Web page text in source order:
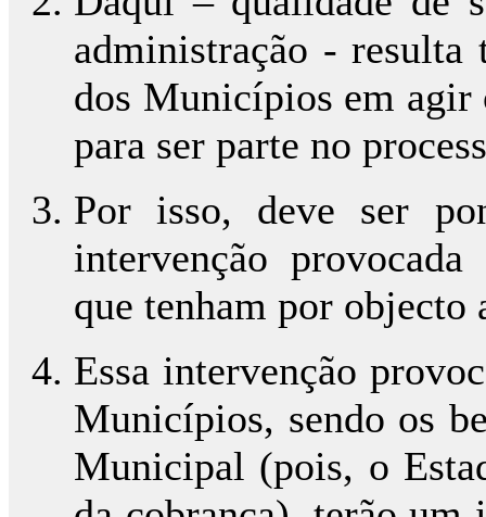
administração - resulta
dos Municípios em agir
para ser parte no
Por isso, deve ser
intervenção
que tenham por
Essa intervenção
Municípios, sendo os
Municipal (pois, o